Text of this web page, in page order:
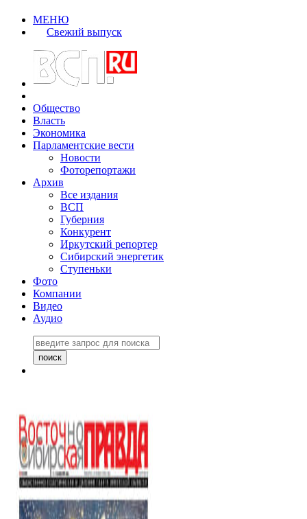
МЕНЮ
Свежий выпуск
Общество
Власть
Экономика
Парламентские вести
Новости
Фоторепортажи
Архив
Все издания
ВСП
Губерния
Конкурент
Иркутский репортер
Сибирский энергетик
Ступеньки
Фото
Компании
Видео
Аудио